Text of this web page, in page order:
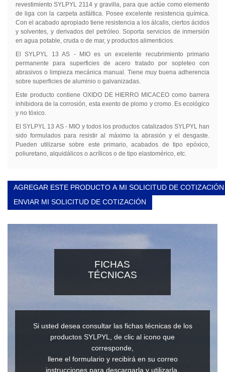
revestimiento SYLPYL 2114 y gravilla, para que actúe como elemento
de liga con la carpeta asfáltica. Posee excelente resistencia química.
Con el acabado apropiado tiene resistencia a los álcalis, ciertos ácidos
y solventes, y derivados del petróleo. Soporta servicios de inmersión
en agua potable, cruda o de mar, y productos alimenticios.
El SYLPYL 13 AS - MIO es un excelente recubrimiento primario
permanente para superficies de acero tratado por sopleteo con
abrasivos o limpieza mecánica manual. Tiene muy buena adherencia
sobre superficies de aluminio o galvanizadas.
Este producto contiene OXIDO DE HIERRO MICACEO como barrera
inhibidora de la corrosión, esta exento de plomo y cromo. Es ecológico
y no tóxico.
El SYLPYL 13 AS - MIO y todos los productos catalizados SYLPYL han
sido formulados para resistir al máximo la abrasión y el desgaste.
Pueden utilizarse sobre este primario, acabados de tipo epóxico,
poliuretano, alquidálicos o acrílicos o de tipo elastomérico, etc.
AGREGAR ESTE PRODUCTO A MI SOLICITUD DE COTIZACIÓN
ENVIAR MI SOLICITUD DE COTIZACIÓN
FICHAS
TÉCNICAS
Si usted desea consultar las fichas técnicas de los
productos SYLPYL, de clic al icono que
corresponde,
llene el formulario y recibirá en su correo
instrucciones para descargarla y utilizarla.